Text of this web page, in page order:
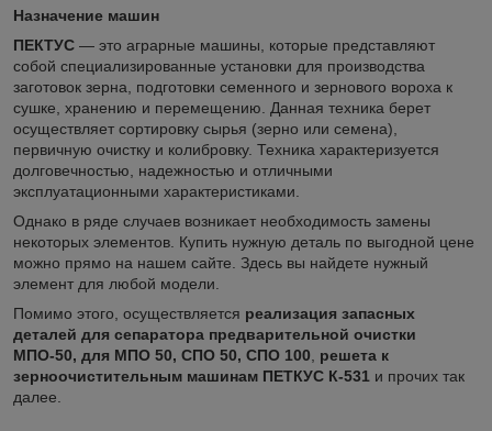
Назначение машин
ПЕКТУС — это аграрные машины, которые представляют
собой специализированные установки для производства
заготовок зерна, подготовки семенного и зернового вороха к
сушке, хранению и перемещению. Данная техника берет
осуществляет сортировку сырья (зерно или семена),
первичную очистку и колибровку. Техника характеризуется
долговечностью, надежностью и отличными
эксплуатационными характеристиками.
Однако в ряде случаев возникает необходимость замены
некоторых элементов. Купить нужную деталь по выгодной цене
можно прямо на нашем сайте. Здесь вы найдете нужный
элемент для любой модели.
Помимо этого, осуществляется реализация запасных
деталей для сепаратора предварительной очистки
МПО-50, для МПО 50, СПО 50, СПО 100
решета к
зерноочистительным машинам ПЕТКУС К-531 и прочих так
далее.